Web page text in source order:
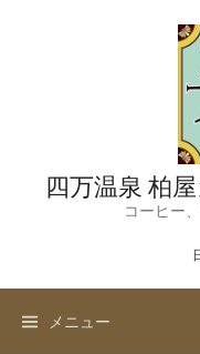
四万温泉 柏
コーヒー
メニュー